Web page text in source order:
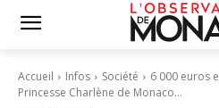
Accueil Infos Société
6 000 euros
Princesse Charlène de Monaco...